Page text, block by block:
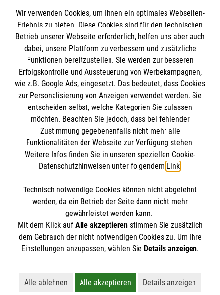
Informationen
Impressum
Datenschutz
Kontakt
Die Malteser
Malteser in Deutschland
Malteserorden
Sharepoint
Spendenkonto
Drensteinfurt
Bank: Pax-Bank
IBAN: DE26370601201201214080
BIC / S.W.I.F.T.: GENODED1PA7
So finden Sie uns
Sendenhorster Straße 6
48317 Drensteinfurt
Email:info.drensteinfurt@malteser.org
Der Malteser Hilfsdienst e.V. ist als eingetragene
Gewerbesteuer befreit.
Wir verwenden Cookies, um Ihnen ein optimales Webseiten-
Erlebnis zu bieten. Diese Cookies sind für den technischen
Betrieb unserer Webseite erforderlich, helfen uns aber auch
dabei, unsere Plattform zu verbessern und zusätzliche
Funktionen bereitzustellen. Sie werden zur besseren
Erfolgskontrolle und Aussteuerung von Werbekampagnen,
wie z.B. Google Ads, eingesetzt. Das bedeutet, dass Cookies
zur Personalisierung von Anzeigen verwendet werden. Sie
entscheiden selbst, welche Kategorien Sie zulassen
möchten. Beachten Sie jedoch, dass bei fehlender
Zustimmung gegebenenfalls nicht mehr alle
Funktionalitäten der Webseite zur Verfügung stehen.
Weitere Infos finden Sie in unseren speziellen Cookie-
Datenschutzhinweisen unter folgendem Link.
Technisch notwendige Cookies können nicht abgelehnt
werden, da ein Betrieb der Seite dann nicht mehr
gewährleistet werden kann.
Mit dem Klick auf Alle akzeptierenstimmen Sie zusätzlich
dem Gebrauch der nicht notwendigen Cookies zu. Um Ihre
Einstellungen anzupassen, wählen Sie Details anzeigen.
Alle ablehnen
Lehnt alle nicht-essentiellen Cookies ab
Alle akzeptieren
Akzeptiert alle Cookies
Details anzeigen